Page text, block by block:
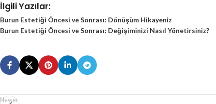
İlgili Yazılar:
Burun Estetiği Öncesi ve Sonrası: Dönüşüm Hikayeniz
Burun Estetiği Öncesi ve Sonrası: Değişiminizi Nasıl Yönetirsiniz?
Newer